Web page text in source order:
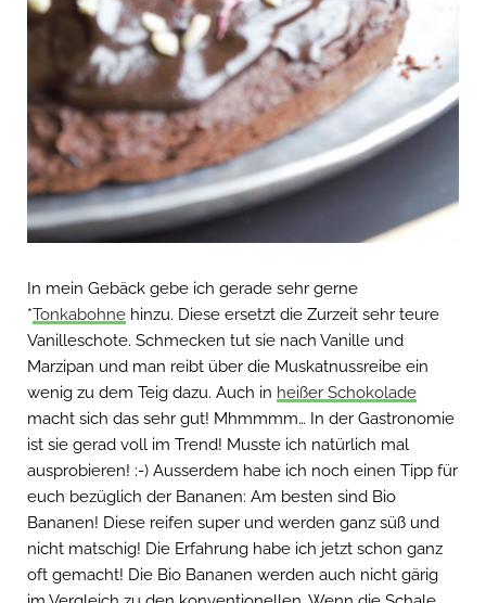
In mein Gebäck gebe ich gerade sehr gerne
*Tonkabohne hinzu. Diese ersetzt die Zurzeit sehr teure
Vanilleschote. Schmecken tut sie nach Vanille und
Marzipan und man reibt über die Muskatnussreibe ein
wenig zu dem Teig dazu. Auch in heißer Schokolade
macht sich das sehr gut! Mhmmmm… In der Gastronomie
ist sie gerad voll im Trend! Musste ich natürlich mal
ausprobieren! :-) Ausserdem habe ich noch einen Tipp für
euch bezüglich der Bananen: Am besten sind Bio
Bananen! Diese reifen super und werden ganz süß und
nicht matschig! Die Erfahrung habe ich jetzt schon ganz
oft gemacht! Die Bio Bananen werden auch nicht gärig